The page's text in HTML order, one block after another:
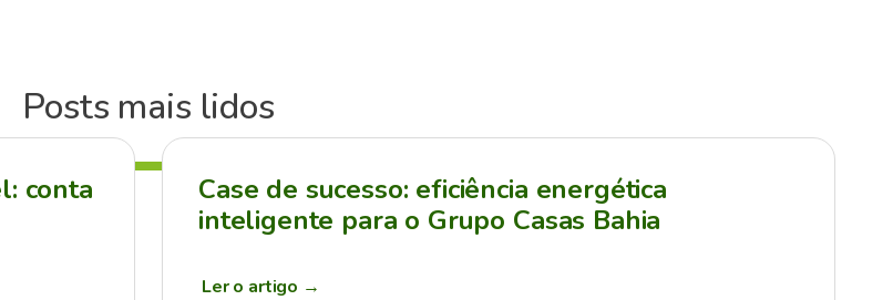
Posts mais lidos
conta
Case de sucesso: eficiência energética
inteligente para o Grupo Casas Bahia
Ler o artigo →